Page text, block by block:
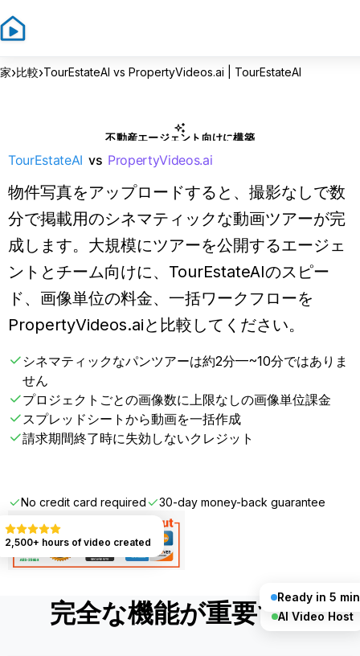
家›比較›TourEstateAI vs PropertyVideos.ai | TourEstateAI
不動産エージェント向けに構築
TourEstateAI vs PropertyVideos.ai
物件写真をアップロードすると、撮影なしで数
分で掲載用のシネマティックな動画ツアーが完
成します。大規模にツアーを公開するエージェ
ントとチーム向けに、TourEstateAIのスピー
ド、画像単位の料金、一括ワークフローを
PropertyVideos.aiと比較してください。
シネマティックなパンツアーは約2分—~10分ではありま
せん
プロジェクトごとの画像数に上限なしの画像単位課金
スプレッドシートから動画を一括作成
請求期間終了時に失効しないクレジット
No credit card required 30-day money-back guarantee
AI Video Host
Ready in 5 min
2,500+ hours of video created
完全な機能が重要です